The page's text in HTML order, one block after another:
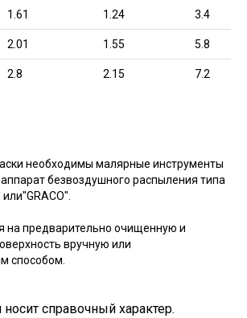
1.61 1.24 3.4
2.01 1.55 5.8
2.8 2.15 7.2
необходимы малярные инструменты
безвоздушного распыления типа
на предварительно очищенную и
вручную или
способом.
справочный характер.